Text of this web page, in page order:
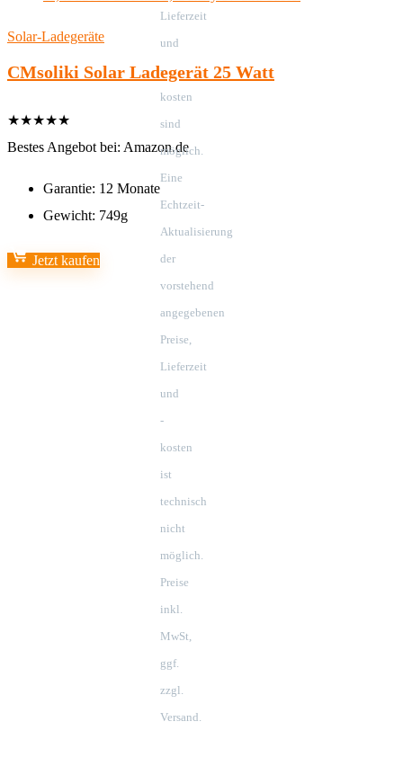
Solar-Ladegeräte
CMsoliki Solar Ladegerät 25 Watt
★★★★★
Bestes Angebot bei: Amazon.de
Garantie: 12 Monate
Gewicht: 749g
Jetzt kaufen
Lieferzeit
und
-
kosten
sind
möglich.
Eine
Echtzeit-
Aktualisierung
der
vorstehend
angegebenen
Preise,
Lieferzeit
und
-
kosten
ist
technisch
nicht
möglich.
Preise
inkl.
MwSt,
ggf.
zzgl.
Versand.